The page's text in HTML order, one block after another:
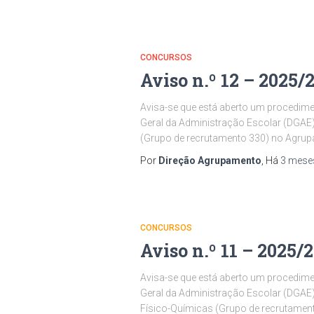
CONCURSOS
Aviso n.º 12 – 2025/
Avisa-se que está aberto um
Geral da Administração Escolar
(Grupo de recrutamento 330) no
Por Direção Agrupamento , Há 3
CONCURSOS
Aviso n.º 11 – 2025/
Avisa-se que está aberto um
Geral da Administração Escolar
Físico-Químicas (Grupo de